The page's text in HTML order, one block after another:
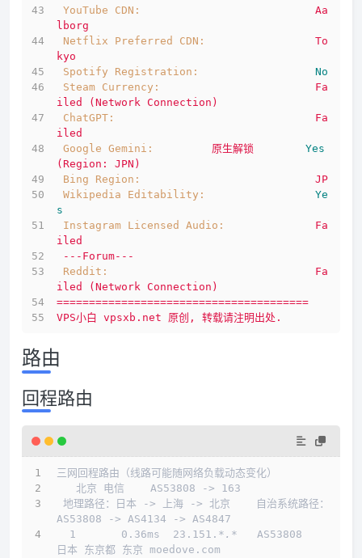
YouTube CDN:
Aa
lborg
Netflix Preferred CDN:
To
kyo
Spotify Registration:
No
Steam Currency:
Fa
iled
(Network Connection)
ChatGPT:
Fa
iled
Google Gemini:
原生解锁
Yes
(Region:
JPN)
Bing Region:
JP
Wikipedia Editability:
Ye
s
Instagram Licensed Audio:
Fa
iled
---Forum---
Reddit:
Fa
iled
(Network Connection)
=======================================
VPS小白 vpsxb.net 原创, 转载请注明出处.
路由
回程路由
三网回程路由（线路可能随网络负载动态变化）
   北京 电信    AS53808 -> 163
AS53808 -> AS4134 -> AS4847
  1       0.36ms  23.151.
*.*
   AS53808
日本 东京都 东京 moedove.com